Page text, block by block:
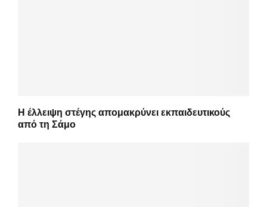
Η έλλειψη στέγης απομακρύνει εκπαιδευτικούς
από τη Σάμο